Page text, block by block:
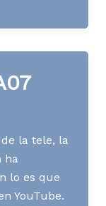
la tele, la
ha
lo es que
YouTube.